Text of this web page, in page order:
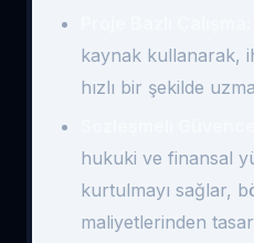
kaynak kullanarak,
hızlı bir şekilde
hukuki ve finansal
kurtulmayı sağlar,
maliyetlerinden